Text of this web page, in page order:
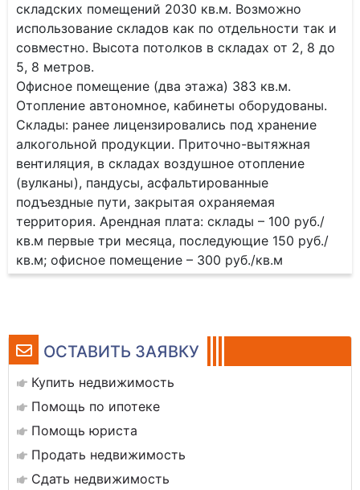
ОСТАВИТЬ ЗАЯВКУ
Купить недвижимость
Помощь по ипотеке
Помощь юриста
Продать недвижимость
Сдать недвижимость
складских помещений 2030 кв.м. Возможно
использование складов как по отдельности так и
совместно. Высота потолков в складах от 2, 8 до
5, 8 метров.
Офисное помещение (два этажа) 383 кв.м.
Отопление автономное, кабинеты оборудованы.
Склады: ранее лицензировались под хранение
алкогольной продукции. Приточно-вытяжная
вентиляция, в складах воздушное отопление
(вулканы), пандусы, асфальтированные
подъездные пути, закрытая охраняемая
территория. Арендная плата: склады – 100 руб./
кв.м первые три месяца, последующие 150 руб./
кв.м; офисное помещение – 300 руб./кв.м